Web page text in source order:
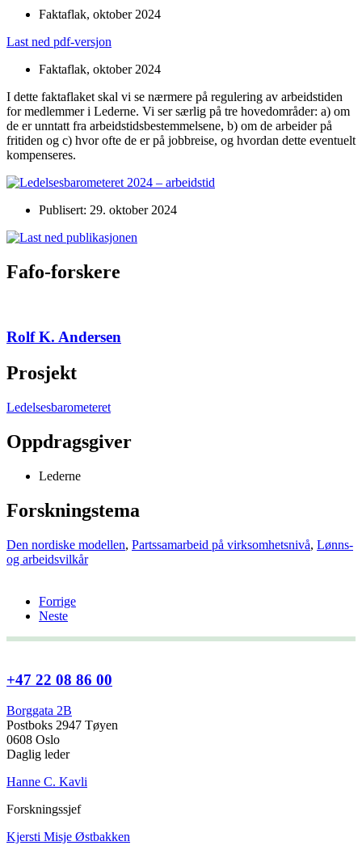
Faktaflak, oktober 2024
Last ned pdf-versjon
Faktaflak, oktober 2024
I dette faktaflaket skal vi se nærmere på regulering av arbeidstiden
for medlemmer i Lederne. Vi ser særlig på tre hovedområder: a) om
de er unntatt fra arbeidstidsbestemmelsene, b) om de arbeider på
fritiden og c) hvor ofte de er på jobbreise, og hvordan dette eventuelt
kompenseres.
Publisert: 29. oktober 2024
Fafo-forskere
Rolf K. Andersen
Prosjekt
Ledelsesbarometeret
Oppdragsgiver
Lederne
Forskningstema
Den nordiske modellen, Partssamarbeid på virksomhetsnivå, Lønns-
og arbeidsvilkår
Forrige
Neste
+47 22 08 86 00
Borggata 2B
Postboks 2947 Tøyen
0608 Oslo
Daglig leder
Hanne C. Kavli
Forskningssjef
Kjersti Misje Østbakken